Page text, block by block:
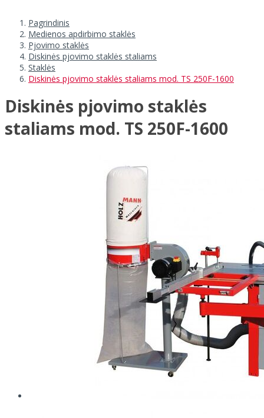
Pagrindinis
Medienos apdirbimo staklės
Pjovimo staklės
Diskinės pjovimo staklės staliams
Staklės
Diskinės pjovimo staklės staliams mod. TS 250F-1600
Diskinės pjovimo staklės
staliams mod. TS 250F-1600